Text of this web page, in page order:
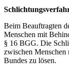
Beim Beauftragten
Menschen mit
§ 16 BGG. Die
zwischen
Bundes zu lösen.